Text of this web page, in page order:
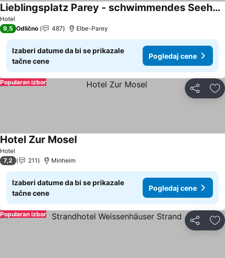
Hotel
Lieblingsplatz Parey - schwimmendes Seehotel
Pogledaj cene
9,5 Odlično 487 Elbe-Parey
Izaberi datume da bi se prikazale
tačne cene
Pogledaj cene
Deli
Popularan izbor
Hotel
Hotel Zur MoselPogledaj cene
7,2 211 Minheim
Izaberi datume da bi se prikazale
tačne cene
Pogledaj cene
Deli
Popularan izbor